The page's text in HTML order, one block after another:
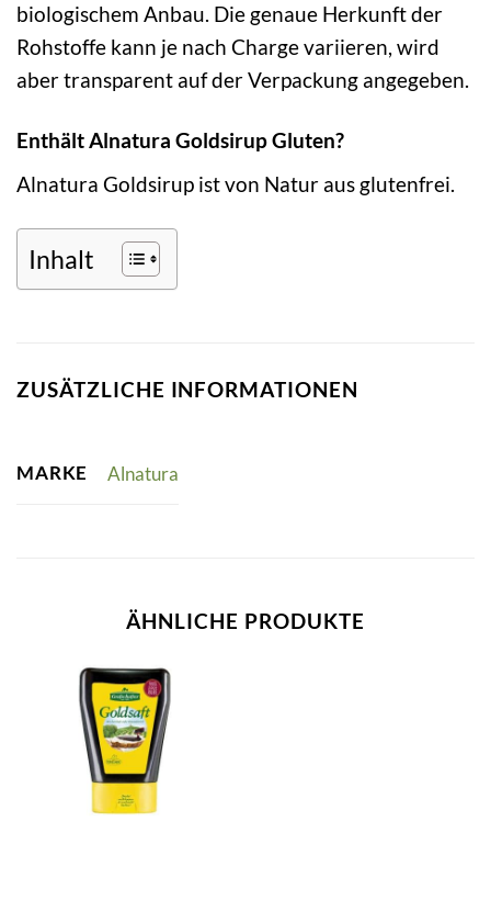
biologischem Anbau. Die genaue Herkunft der
Rohstoffe kann je nach Charge variieren, wird
aber transparent auf der Verpackung angegeben.
Enthält Alnatura Goldsirup Gluten?
Alnatura Goldsirup ist von Natur aus glutenfrei.
Inhalt
ZUSÄTZLICHE INFORMATIONEN
MARKE Alnatura
ÄHNLICHE PRODUKTE